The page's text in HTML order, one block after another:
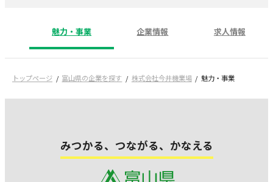
魅力・事業 企業情報 求人情報
トップページ 富山県の企業を探す 株式会社今井機業場 魅力・事業
みつかる、つながる、かなえる